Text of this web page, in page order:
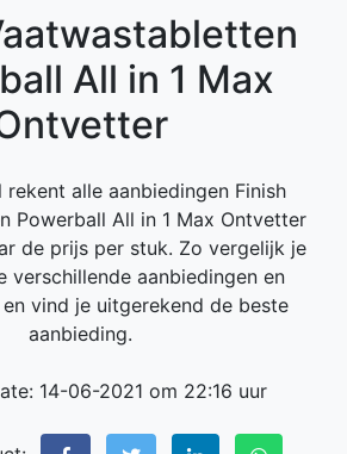
All in 1 Max
rekent alle aanbiedingen Finish
Powerball All in 1 Max Ontvetter
de prijs per stuk. Zo vergelijk je
verschillende aanbiedingen en
vind je uitgerekend de beste
aanbieding.
14-06-2021 om 22:16 uur